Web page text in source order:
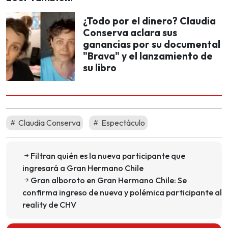
¿Todo por el dinero? Claudia
Conserva aclara sus
ganancias por su documental
"Brava" y el lanzamiento de
su libro
Claudia Conserva Espectáculo
Filtran quién es la nueva participante que
ingresará a Gran Hermano Chile
Gran alboroto en Gran Hermano Chile: Se
confirma ingreso de nueva y polémica participante al
reality de CHV